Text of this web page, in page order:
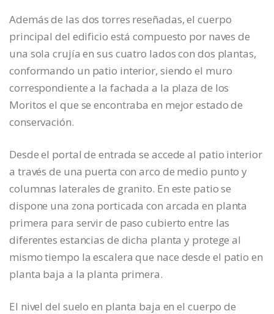
Además de las dos torres reseñadas, el cuerpo
principal del edificio está compuesto por naves de
una sola crujía en sus cuatro lados con dos plantas,
conformando un patio interior, siendo el muro
correspondiente a la fachada a la plaza de los
Moritos el que se encontraba en mejor estado de
conservación.
Desde el portal de entrada se accede al patio interior
a través de una puerta con arco de medio punto y
columnas laterales de granito. En este patio se
dispone una zona porticada con arcada en planta
primera para servir de paso cubierto entre las
diferentes estancias de dicha planta y protege al
mismo tiempo la escalera que nace desde el patio en
planta baja a la planta primera.
El nivel del suelo en planta baja en el cuerpo de